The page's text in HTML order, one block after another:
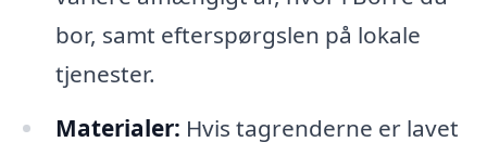
bor, samt efterspørgslen på lokale
tjenester.
Materialer: Hvis tagrenderne er lavet